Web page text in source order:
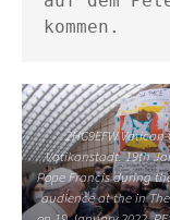
kommen.
2HG9EFW Vatican
Vatikanstadt. 19th
Pope Francis during
audience at the in